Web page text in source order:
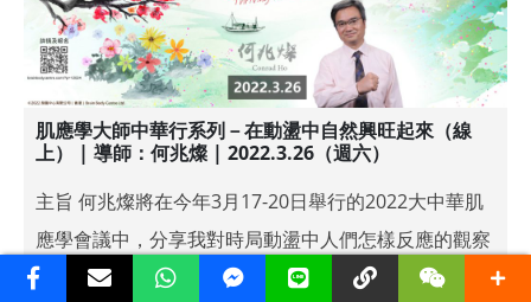
肌應學大師中華行系列－在動盪中自然興旺起來（線
上） | 導師：何兆燦 | 2022.3.26（週六）
主旨 何兆燦將在今年3月17-20日舉行的2022大中華肌
應學會議中，分享我對時局動盪中人們怎樣反應的觀察
與心 [...]